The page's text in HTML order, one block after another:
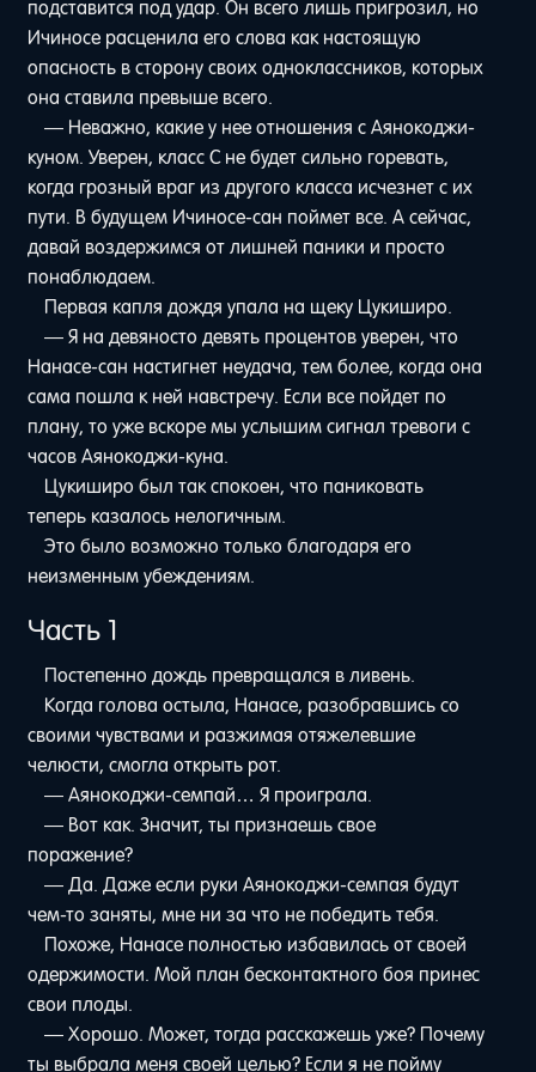
подставится под удар. Он всего лишь пригрозил, но
Ичиносе расценила его слова как настоящую
опасность в сторону своих одноклассников, которых
она ставила превыше всего.
— Неважно, какие у нее отношения с Аянокоджи-
куном. Уверен, класс С не будет сильно горевать,
когда грозный враг из другого класса исчезнет с их
пути. В будущем Ичиносе-сан поймет все. А сейчас,
давай воздержимся от лишней паники и просто
понаблюдаем.
Первая капля дождя упала на щеку Цукиширо.
— Я на девяносто девять процентов уверен, что
Нанасе-сан настигнет неудача, тем более, когда она
сама пошла к ней навстречу. Если все пойдет по
плану, то уже вскоре мы услышим сигнал тревоги с
часов Аянокоджи-куна.
Цукиширо был так спокоен, что паниковать
теперь казалось нелогичным.
Это было возможно только благодаря его
неизменным убеждениям.
Часть 1
Постепенно дождь превращался в ливень.
Когда голова остыла, Нанасе, разобравшись со
своими чувствами и разжимая отяжелевшие
челюсти, смогла открыть рот.
— Аянокоджи-семпай… Я проиграла.
— Вот как. Значит, ты признаешь свое
поражение?
— Да. Даже если руки Аянокоджи-семпая будут
чем-то заняты, мне ни за что не победить тебя.
Похоже, Нанасе полностью избавилась от своей
одержимости. Мой план бесконтактного боя принес
свои плоды.
— Хорошо. Может, тогда расскажешь уже? Почему
ты выбрала меня своей целью? Если я не пойму